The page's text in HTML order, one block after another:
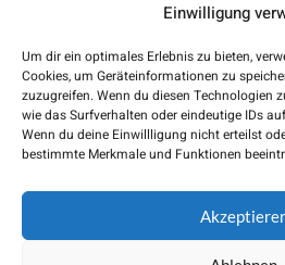
Einwilligung
Um dir ein optimales Erlebnis zu bieten,
Cookies, um Geräteinformationen zu
zuzugreifen. Wenn du diesen Technologien
wie das Surfverhalten oder eindeutige IDs
Wenn du deine Einwillligung nicht erteilst
bestimmte Merkmale und Funktionen
Carnabo App (folgt demnächst)
Demnächst findest du auch in deinem
App.
App Store Play Store